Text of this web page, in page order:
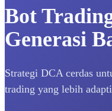
Bot
Generasi
Strategi DCA cerdas
trading yang lebih